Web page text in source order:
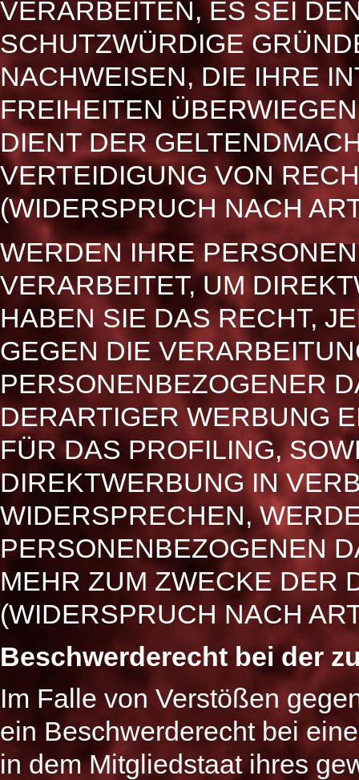
VERARBEITEN, ES SEI
SCHUTZWÜRDIGE
NACHWEISEN, DIE IHRE
FREIHEITEN
DIENT DER
VERTEIDIGUNG VON
(WIDERSPRUCH NACH
WERDEN IHRE
VERARBEITET, UM
HABEN SIE DAS RECHT,
GEGEN DIE
PERSONENBEZOGENER
DERARTIGER WERBUNG
FÜR DAS PROFILING,
DIREKTWERBUNG IN
WIDERSPRECHEN,
PERSONENBEZOGENEN
MEHR ZUM ZWECKE DER
(WIDERSPRUCH NACH
Beschwerde­recht bei der
Im Falle von Verstößen
ein Beschwerderecht bei
in dem Mitgliedstaat ihres